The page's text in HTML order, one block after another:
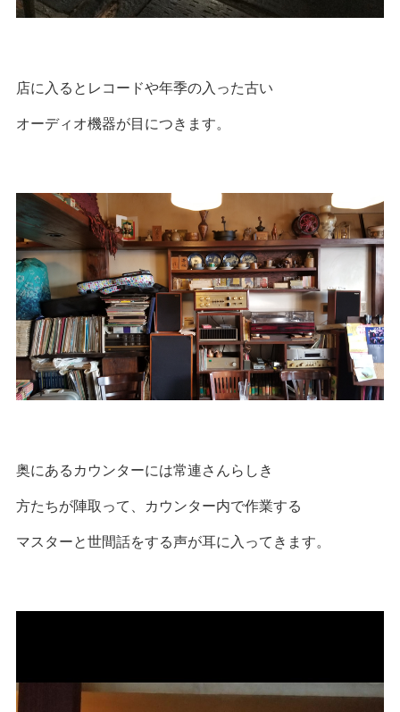
店に入るとレコードや年季の入った古い
オーディオ機器が目につきます。
奥にあるカウンターには常連さんらしき
方たちが陣取って、カウンター内で作業する
マスターと世間話をする声が耳に入ってきます。